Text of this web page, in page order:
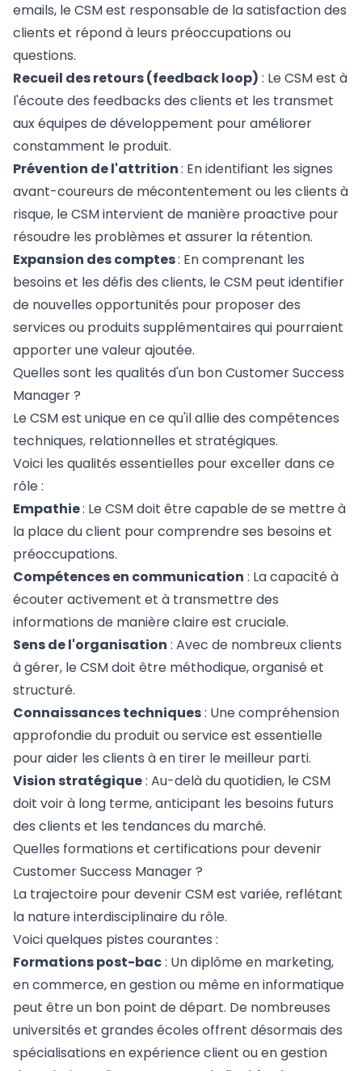
emails, le CSM est responsable de la satisfaction des
clients et répond à leurs préoccupations ou
questions.
Recueil des retours (feedback loop) : Le CSM est à
l'écoute des feedbacks des clients et les transmet
aux équipes de développement pour améliorer
constamment le produit.
Prévention de l'attrition: En identifiant les signes
avant-coureurs de mécontentement ou les clients à
risque, le CSM intervient de manière proactive pour
résoudre les problèmes et assurer la rétention.
Expansion des comptes: En comprenant les
besoins et les défis des clients, le CSM peut identifier
de nouvelles opportunités pour proposer des
services ou produits supplémentaires qui pourraient
apporter une valeur ajoutée.
Quelles sont les qualités d'un bon Customer Success
Manager ?
Le CSM est unique en ce qu'il allie des compétences
techniques, relationnelles et stratégiques.
Voici les qualités essentielles pour exceller dans ce
rôle :
Empathie: Le CSM doit être capable de se mettre à
la place du client pour comprendre ses besoins et
préoccupations.
Compétences en communication : La capacité à
écouter activement et à transmettre des
informations de manière claire est cruciale.
Sens de l'organisation : Avec de nombreux clients
à gérer, le CSM doit être méthodique, organisé et
structuré.
Connaissances techniques: Une compréhension
approfondie du produit ou service est essentielle
pour aider les clients à en tirer le meilleur parti.
Vision stratégique: Au-delà du quotidien, le CSM
doit voir à long terme, anticipant les besoins futurs
des clients et les tendances du marché.
Quelles formations et certifications pour devenir
Customer Success Manager ?
La trajectoire pour devenir CSM est variée, reflétant
la nature interdisciplinaire du rôle.
Voici quelques pistes courantes :
Formations post-bac: Un diplôme en marketing,
en commerce, en gestion ou même en informatique
peut être un bon point de départ. De nombreuses
universités et grandes écoles offrent désormais des
spécialisations en expérience client ou en gestion